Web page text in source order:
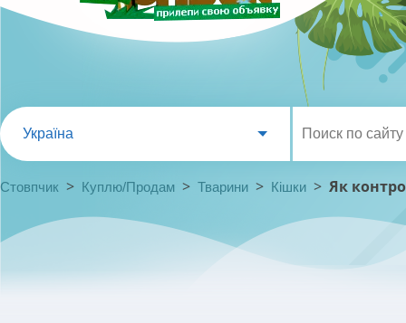
Україна
Стовпчик > Куплю/Продам > Тварини > Кішки > Як